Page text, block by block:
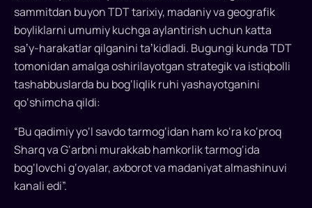
sammitdan buyon TDT tarixiy, madaniy va geografik
boyliklarni umumiy kuchga aylantirish uchun katta
saʼy-harakatlar qilganini taʼkidladi. Bugungi kunda TDT
tomonidan amalga oshirilayotgan strategik va istiqbolli
tashabbuslarda bu bog‘liqlik ruhi yashayotganini
qo‘shimcha qildi:
“Bu qadimiy yo‘l savdo tarmog‘idan ham ko‘ra ko‘proq
Sharq va G‘arbni murakkab hamkorlik tarmog‘ida
bog‘lovchi g‘oyalar, axborot va madaniyat almashinuvi
kanali edi”.